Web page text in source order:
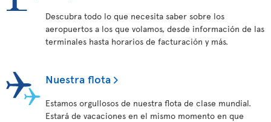
Descubra todo lo que necesita saber sobre los
aeropuertos a los que volamos, desde información de las
terminales hasta horarios de facturación y más.
Nuestra flota
Estamos orgullosos de nuestra flota de clase mundial.
Estará de vacaciones en el mismo momento en que